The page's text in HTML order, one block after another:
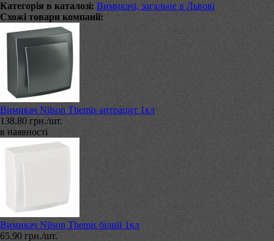
Категорія в каталозі: Вимикачі, загальне в Львові
Схожі товари компанії:
Вимикач Nilson Themis антрацит 1кл
138.80 грн./шт.
в наявності
Вимикач Nilson Themis білий 1кл
65.90 грн./шт.